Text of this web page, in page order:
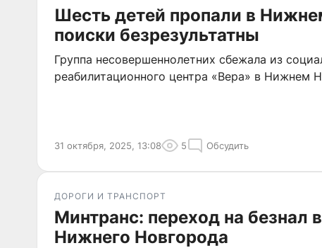
Шесть детей пропали в
поиски безрезультатны
Группа несовершеннолетних сбежала из
реабилитационного центра «Вера» в Нижнем
31 октября, 2025, 13:08 5 Обсудить
ДОРОГИ И ТРАНСПОРТ
Минтранс: переход на безнал
Нижнего Новгорода